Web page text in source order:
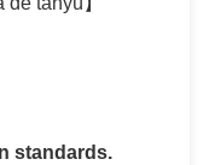
standards.